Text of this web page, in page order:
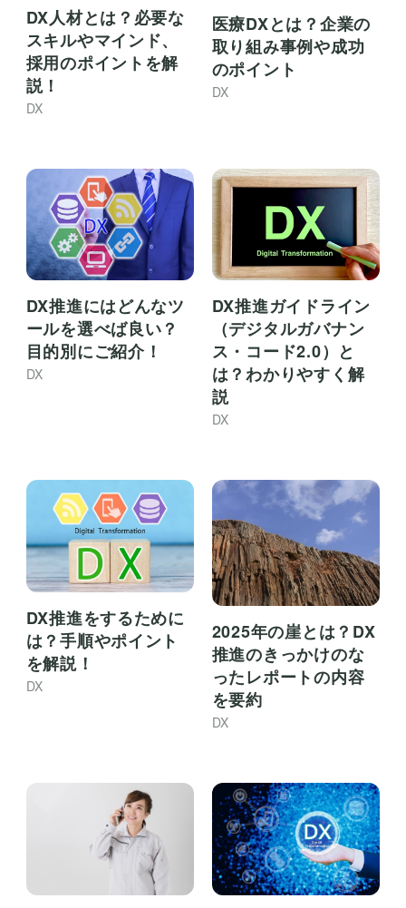
DX人材とは？必要な
スキルやマインド、
採用のポイントを解
説！
DX
医療DXとは？企業の
取り組み事例や成功
のポイント
DX
DX推進にはどんなツ
ールを選べば良い？
目的別にご紹介！
DX
DX推進ガイドライン
（デジタルガバナン
ス・コード2.0）と
は？わかりやすく解
説
DX
DX推進をするために
は？手順やポイント
を解説！
DX
2025年の崖とは？DX
推進のきっかけのな
ったレポートの内容
を要約
DX